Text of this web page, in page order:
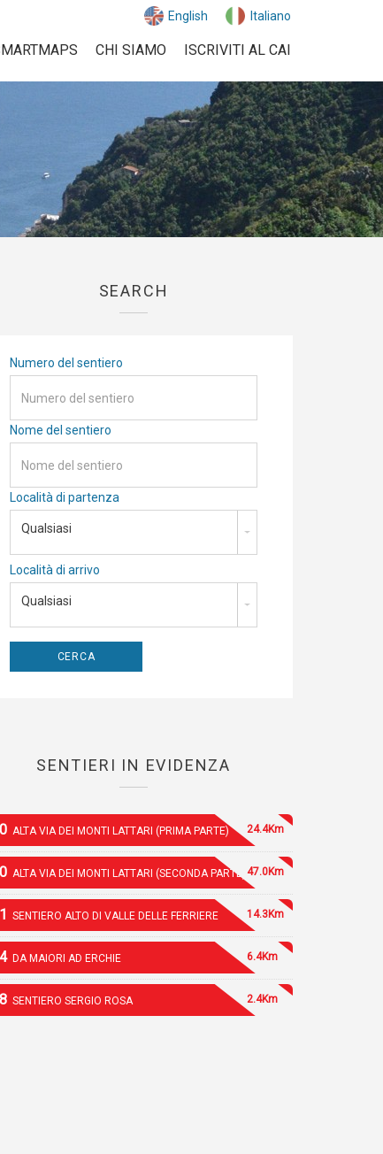
English Italiano
CHI SIAMO ISCRIVITI AL CAI
SEARCH
Numero del sentiero
Nome del sentiero
Località di partenza
Qualsiasi
Località di arrivo
Qualsiasi
SENTIERI IN EVIDENZA
ALTA VIA DEI MONTI LATTARI (PRIMA PARTE) 24.4Km
ALTA VIA DEI MONTI LATTARI (SECONDA PARTE) 47.0Km
SENTIERO ALTO DI VALLE DELLE FERRIERE 14.3Km
DA MAIORI AD ERCHIE 6.4Km
SENTIERO SERGIO ROSA 2.4Km